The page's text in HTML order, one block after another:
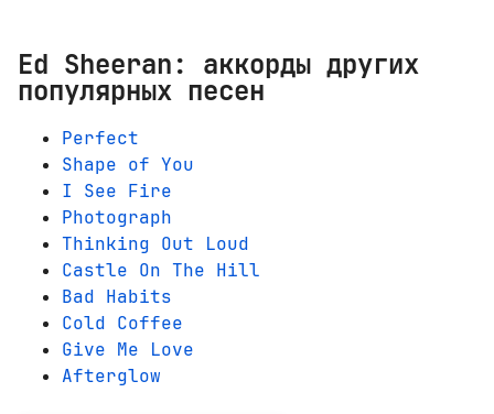
Ed Sheeran: аккорды других
популярных песен
Perfect
Shape of You
I See Fire
Photograph
Thinking Out Loud
Castle On The Hill
Bad Habits
Cold Coffee
Give Me Love
Afterglow